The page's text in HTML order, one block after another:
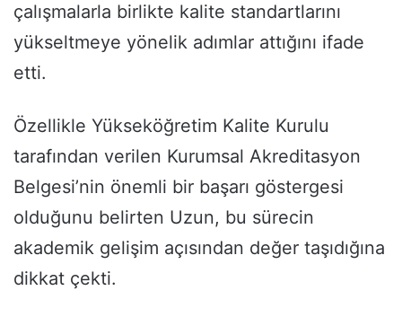
çalışmalarla birlikte kalite standartlarını
yükseltmeye yönelik adımlar attığını ifade
etti.
Özellikle Yükseköğretim Kalite Kurulu
tarafından verilen Kurumsal Akreditasyon
Belgesi’nin önemli bir başarı göstergesi
olduğunu belirten Uzun, bu sürecin
akademik gelişim açısından değer taşıdığına
dikkat çekti.